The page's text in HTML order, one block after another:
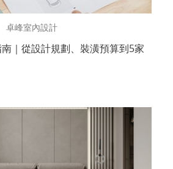
卓峰室內設計
｜從設計規劃、裝潢預算到5家